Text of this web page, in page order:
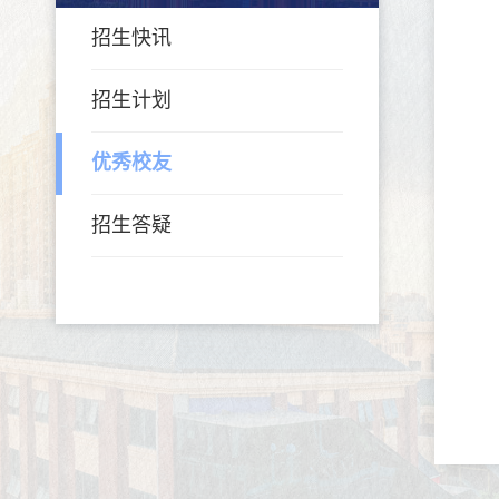
招生快讯
招生计划
优秀校友
招生答疑